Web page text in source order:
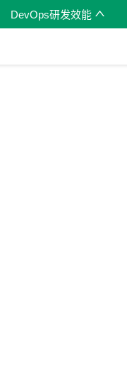
DevOps研发效能